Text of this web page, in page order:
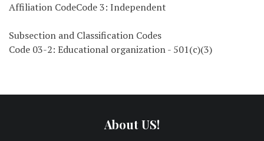
Affiliation CodeCode 3: Independent
Subsection and Classification Codes
Code 03-2: Educational organization - 501(c)(3)
About US!